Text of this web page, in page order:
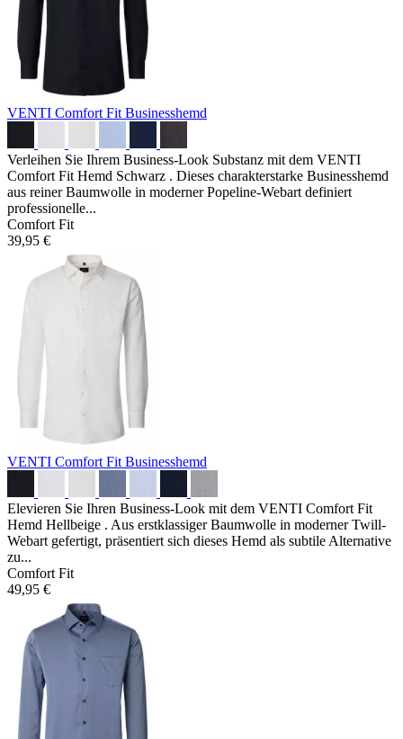
VENTI Comfort Fit Businesshemd
Verleihen Sie Ihrem Business-Look Substanz mit dem VENTI
Comfort Fit Hemd Schwarz . Dieses charakterstarke Businesshemd
aus reiner Baumwolle in moderner Popeline-Webart definiert
professionelle...
Comfort Fit
39,95 €
VENTI Comfort Fit Businesshemd
Elevieren Sie Ihren Business-Look mit dem VENTI Comfort Fit
Hemd Hellbeige . Aus erstklassiger Baumwolle in moderner Twill-
Webart gefertigt, präsentiert sich dieses Hemd als subtile Alternative
zu...
Comfort Fit
49,95 €